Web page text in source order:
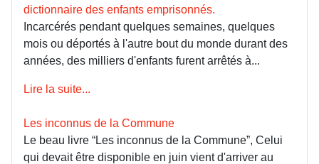
dictionnaire des enfants emprisonnés.
Incarcérés pendant quelques semaines, quelques
mois ou déportés à l'autre bout du monde durant des
années, des milliers d'enfants furent arrêtés à...
Lire la suite...
Les inconnus de la Commune
Le beau livre “Les inconnus de la Commune”, Celui
qui devait être disponible en juin vient d'arriver au